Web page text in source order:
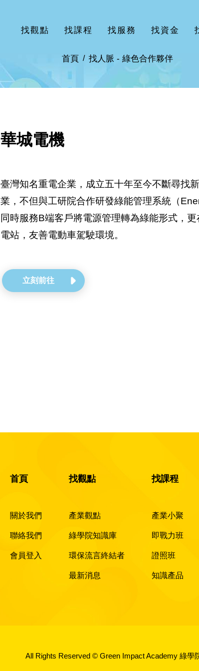
找觀點 找課程 找服務 找資金
首頁 找人脈 -綠色合作夥伴
華城電機
臺灣知名重電企業，成立五十年至今不斷尋找
業，不但與工研院合作研發綠能管理系統（
同時服務B端客戶將電源管理轉為綠能形式，
電站，友善電動車駕駛環境。
立刻前往
首頁
關於我們
聯絡我們
會員登入
找觀點
產業觀點
綠學院知識庫
環保流言終結者
最新消息
找課程
產業小聚
即戰力班
證照班
知識產品
All Rights Reserved © Green Impact Academy 綠學